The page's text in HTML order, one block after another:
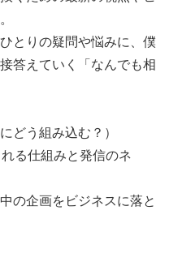
とりの疑問や悩みに、僕
答えていく「なんでも相
どう組み込む？）
れる仕組みと発信のネ
中の企画をビジネスに落と